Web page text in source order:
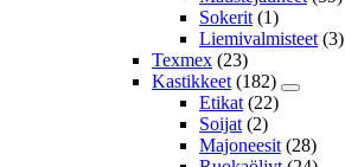
Sokerit (1)
Liemivalmisteet (3)
Texmex (23)
Kastikkeet (182)
Etikat (22)
Soijat (2)
Majoneesit (28)